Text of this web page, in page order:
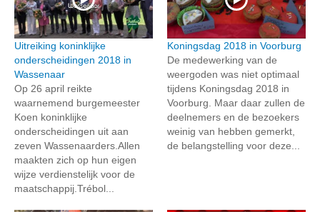
Uitreiking koninklijke
onderscheidingen 2018 in
Wassenaar
Op 26 april reikte
waarnemend burgemeester
Koen koninklijke
onderscheidingen uit aan
zeven Wassenaarders.Allen
maakten zich op hun eigen
wijze verdienstelijk voor de
maatschappij.Trébol...
Koningsdag 2018 in Voorburg
De medewerking van de
weergoden was niet optimaal
tijdens Koningsdag 2018 in
Voorburg. Maar daar zullen de
deelnemers en de bezoekers
weinig van hebben gemerkt,
de belangstelling voor deze...